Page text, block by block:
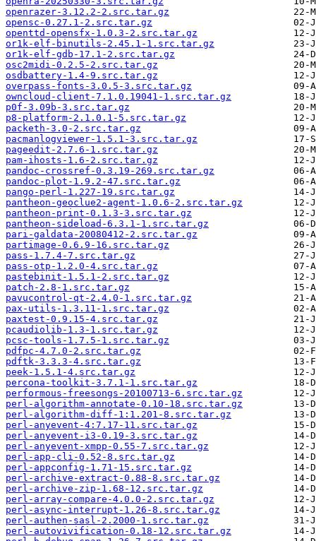
openrazer-3.12.2-2.src.tar.gz
opensc-0.27.1-2.src.tar.gz
openttd-opensfx-1.0.3-2.src.tar.gz
or1k-elf-binutils-2.45.1-1.src.tar.gz
or1k-elf-gdb-17.1-2.src.tar.gz
osc2midi-0.2.5-2.src.tar.gz
osdbattery-1.4-9.src.tar.gz
overpass-fonts-3.0.5-3.src.tar.gz
owncloud-client-7.1.0.19041-1.src.tar.gz
p0f-3.09b-3.src.tar.gz
p8-platform-2.1.0.1-5.src.tar.gz
packeth-3.0-2.src.tar.gz
pacmanlogviewer-1.5.1-3.src.tar.gz
pageedit-2.7.6-1.src.tar.gz
pam-ihosts-1.6-2.src.tar.gz
pandoc-crossref-0.3.19-269.src.tar.gz
pandoc-plot-1.9.2-47.src.tar.gz
pango-perl-1.227-19.src.tar.gz
pantheon-geoclue2-agent-1.0.6-2.src.tar.gz
pantheon-print-0.1.3-3.src.tar.gz
pantheon-sideload-6.3.1-1.src.tar.gz
pari-galdata-20080412-2.src.tar.gz
partimage-0.6.9-16.src.tar.gz
pass-1.7.4-7.src.tar.gz
pass-otp-1.2.0-4.src.tar.gz
pastebinit-1.5.1-2.src.tar.gz
patch-2.8-1.src.tar.gz
pavucontrol-qt-2.4.0-1.src.tar.gz
pax-utils-1.3.11-1.src.tar.gz
paxtest-0.9.15-4.src.tar.gz
pcaudiolib-1.3-1.src.tar.gz
pcsc-tools-1.7.5-1.src.tar.gz
pdfpc-4.7.0-2.src.tar.gz
pdftk-3.3.3-4.src.tar.gz
peek-1.5.1-4.src.tar.gz
percona-toolkit-3.7.1-1.src.tar.gz
performous-freesongs-20100713-6.src.tar.gz
perl-algorithm-annotate-0.10-18.src.tar.gz
perl-algorithm-diff-1:1.201-8.src.tar.gz
perl-anyevent-4:7.17-11.src.tar.gz
perl-anyevent-i3-0.19-3.src.tar.gz
perl-anyevent-xmpp-0.55-7.src.tar.gz
perl-app-cli-0.52-8.src.tar.gz
perl-appconfig-1.71-15.src.tar.gz
perl-archive-extract-0.88-8.src.tar.gz
perl-archive-zip-1.68-12.src.tar.gz
perl-array-compare-4.0.0-2.src.tar.gz
perl-async-interrupt-1.26-8.src.tar.gz
perl-authen-sasl-2.2000-1.src.tar.gz
perl-autovivification-0.18-12.src.tar.gz